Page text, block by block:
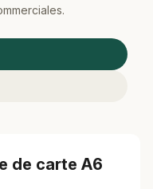
de carte A6